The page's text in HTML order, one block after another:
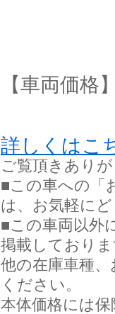
【車両価格
詳しくはこ
ご覧頂きあり
■この車への「
は、お気軽に
■この車両以外
掲載しており
他の在庫車種
ください。
本体価格には